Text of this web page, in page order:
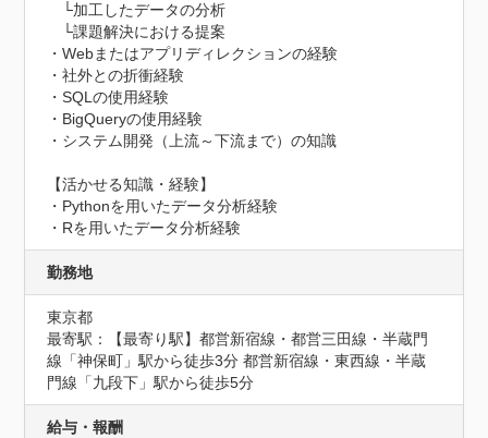
└加工したデータの分析
└課題解決における提案
・Webまたはアプリディレクションの経験
・社外との折衝経験
・SQLの使用経験
・BigQueryの使用経験
・システム開発（上流～下流まで）の知識
【活かせる知識・経験】
・Pythonを用いたデータ分析経験
・Rを用いたデータ分析経験
勤務地
東京都
最寄駅：【最寄り駅】都営新宿線・都営三田線・半蔵門
線「神保町」駅から徒歩3分 都営新宿線・東西線・半蔵
門線「九段下」駅から徒歩5分
給与・報酬